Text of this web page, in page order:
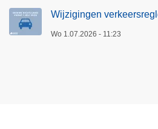
Wijzigingen
Wo 1.07.2026 - 11:23